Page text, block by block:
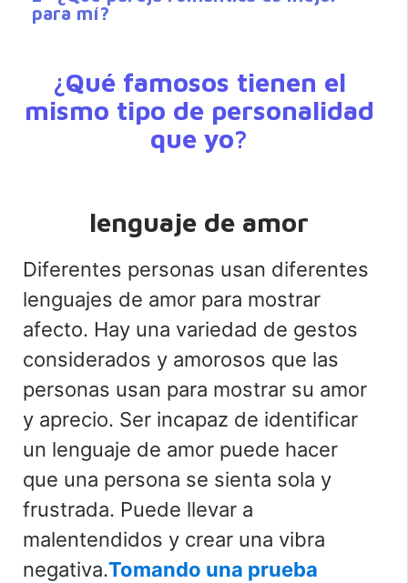
para mí?
¿Qué famosos tienen el
mismo tipo de personalidad
que yo?
lenguaje de amor
Diferentes personas usan diferentes
lenguajes de amor para mostrar
afecto. Hay una variedad de gestos
considerados y amorosos que las
personas usan para mostrar su amor
y aprecio. Ser incapaz de identificar
un lenguaje de amor puede hacer
que una persona se sienta sola y
frustrada. Puede llevar a
malentendidos y crear una vibra
negativa.Tomando una prueba